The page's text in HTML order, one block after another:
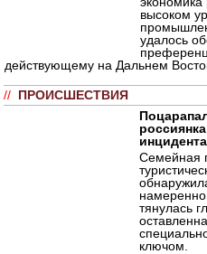
высоком
удалось
действующему на Дальнем
// ПРОИСШЕСТВИЯ
Семейная
намеренно
тянулась
ключом.